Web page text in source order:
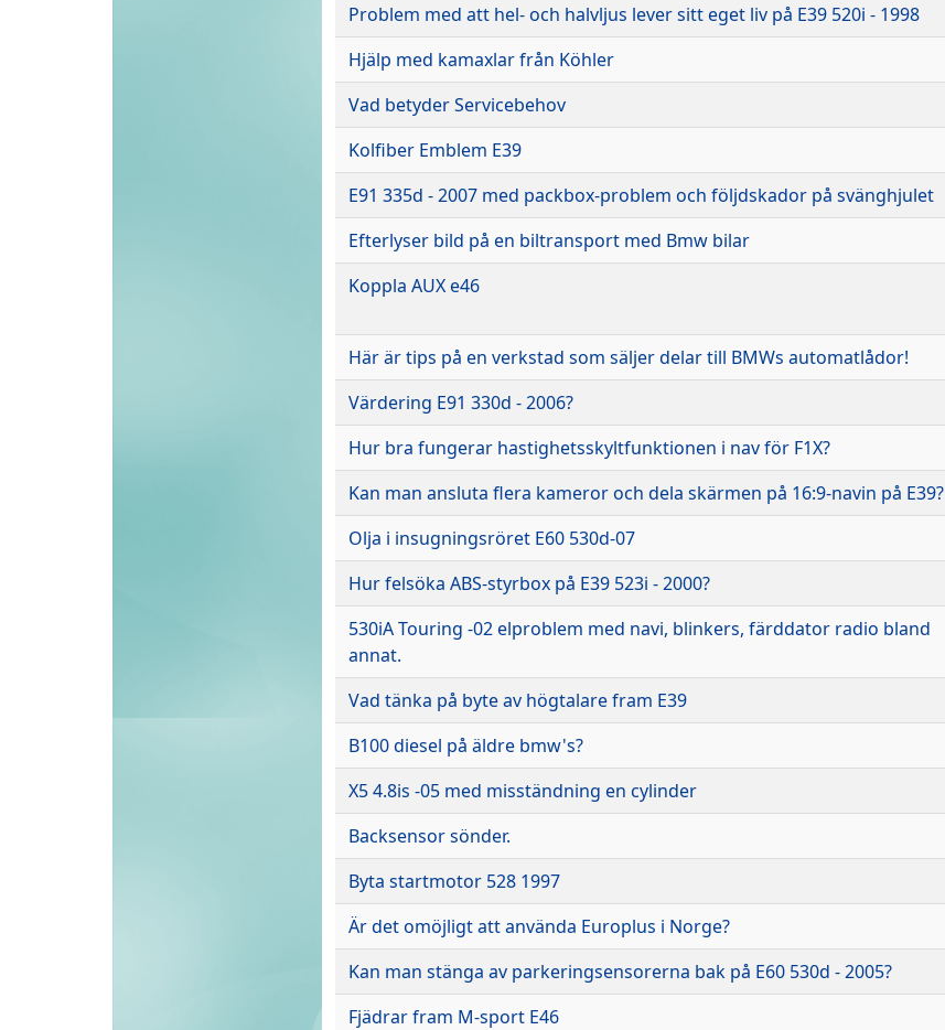
Problem med att hel- och halvljus lever sitt eget liv på E39 520i - 1998
Hjälp med kamaxlar från Köhler
Vad betyder Servicebehov
Kolfiber Emblem E39
E91 335d - 2007 med packbox-problem och följdskador på svänghjulet
Efterlyser bild på en biltransport med Bmw bilar
Koppla AUX e46
Här är tips på en verkstad som säljer delar till BMWs automatlådor!
Värdering E91 330d - 2006?
Hur bra fungerar hastighetsskyltfunktionen i nav för F1X?
Kan man ansluta flera kameror och dela skärmen på 16:9-navin på E39?
Olja i insugningsröret E60 530d-07
Hur felsöka ABS-styrbox på E39 523i - 2000?
530iA Touring -02 elproblem med navi, blinkers, färddator radio bland
annat.
Vad tänka på byte av högtalare fram E39
B100 diesel på äldre bmw's?
X5 4.8is -05 med misständning en cylinder
Backsensor sönder.
Byta startmotor 528 1997
Är det omöjligt att använda Europlus i Norge?
Kan man stänga av parkeringsensorerna bak på E60 530d - 2005?
Fjädrar fram M-sport E46